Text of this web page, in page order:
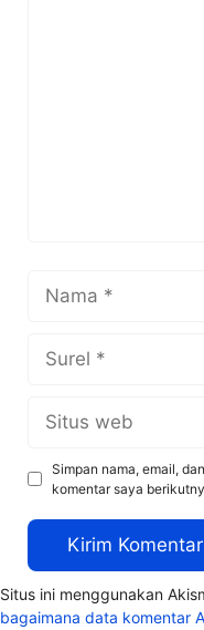
web
Simpan nama, email,
komentar saya
Situs ini menggunakan
bagaimana data komentar